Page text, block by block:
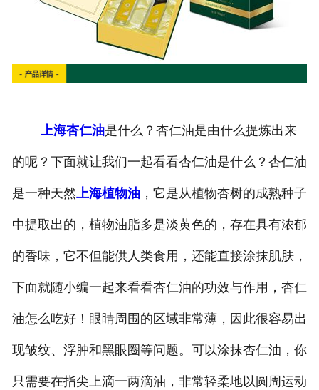
上海杏仁油是什么？杏仁油是由什么提炼出来
的呢？下面就让我们一起看看杏仁油是什么？杏仁油
是一种天然 上海植物油，它是从植物杏树的成熟种子
中提取出的，植物油脂多是淡黄色的，存在具有浓郁
的香味，它不但能供人类食用，还能直接涂抹肌肤，
下面就随小编一起来看看杏仁油的功效与作用，杏仁
油怎么吃好！眼睛周围的区域非常薄，因此很容易出
现皱纹、浮肿和黑眼圈等问题。可以涂抹杏仁油，你
只需要在指尖上滴一两滴油，非常轻柔地以圆周运动